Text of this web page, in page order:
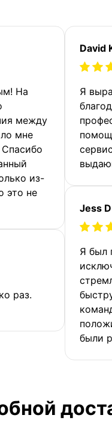
На
между
мне
из-
это не
раз.
David
Я
Jess D
Я был
были